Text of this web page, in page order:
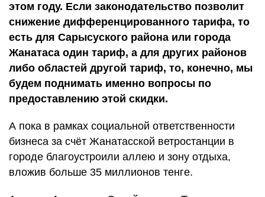
этом году. Если законодательство позволит
снижение дифференцированного тарифа, то
есть для Сарысуского района или города
Жанатаса один тариф, а для других районов
либо областей другой тариф, то, конечно, мы
будем поднимать именно вопросы по
предоставлению этой скидки.
А пока в рамках социальной ответственности
бизнеса за счёт Жанатасской ветростанции в
городе благоустроили аллею и зону отдыха,
вложив больше 35 миллионов тенге.